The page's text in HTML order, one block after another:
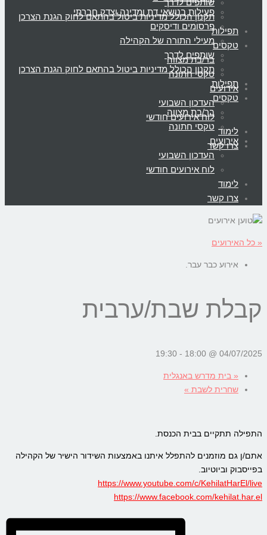
שותפים לדרך
תקנון הכולל מדיניות ביטול בהתאם לחוק הגנת הצרכן
תפילות
טקסים
בר/בת מצווה
טקסי חתונה
אירועים
העדכון השבועי
לוח אירועים חודשי
לימוד
צרו קשר
פעילות בנושאי דת ומדינה וצדק חברתי
פרסומים ודיסקים
מעילי התורה של הקהילה
שותפים לדרך
תקנון הכולל מדיניות ביטול בהתאם לחוק הגנת הצרכן
תפילות
טקסים
בר/בת מצווה
טקסי חתונה
אירועים
העדכון השבועי
לוח אירועים חודשי
לימוד
צרו קשר
« כל האירועים
אירוע כבר עבר.
קבלת שבת/ערבית
04/07/2025 @ 18:00
-
19:30
« בית מדרש באנגלית
שחרית לשבת »
התפילה תתקיים בבית הכנסת.
אתם/ן גם מוזמנים להתפלל איתנו באמצעות השידור הישיר של הקהילה
בפייסבוק וביוטיוב.
https://www.youtube.com/c/KehilatHarEl/live
https://www.facebook.com/kehilat.har.el